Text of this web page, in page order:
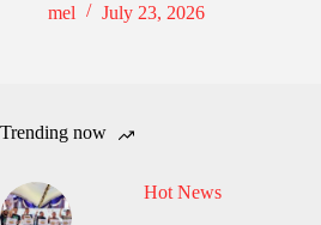
mel
July 23, 2026
Trending now
Hot News